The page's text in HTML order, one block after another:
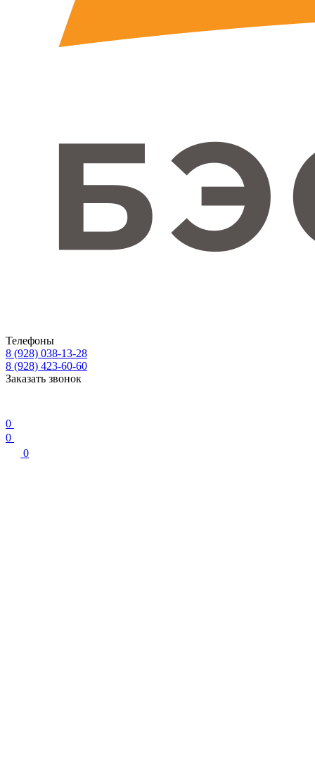
Телефоны
8 (928) 038-13-28
8 (928) 423-60-60
Заказать звонок
0
0
0